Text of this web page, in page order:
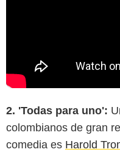
2. 'Todas para uno':
colombianos de gran
comedia es Harold